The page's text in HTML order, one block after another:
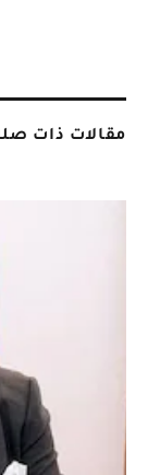
مقالات ذات